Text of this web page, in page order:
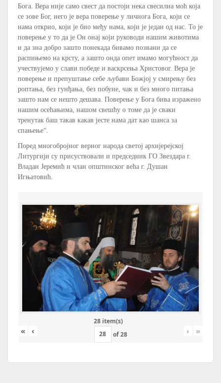
Бога. Вера није само свест да постоји нека свесилна моћ која
се зове Бог, него је вера поверење у личнога Бога, који се
нама открио, који је био међу нама, који је један од нас. То је
поверење у то да је Он онај који руководи нашим животима
и да зна добро зашто понекада бивамо позвани да се
распињемо на крсту, а зашто онда опет имамо могућност да
учествујемо у слави победе и васкрсења Христовог. Вера је
поверење и препуштање себе љубави Божјој у смирењу без
роптања, без гунђања, без побуне, чак и без много питања
зашто нам се нешто дешава. Поверење у Бога бива изражено
нашим осећањима, нашом свешћу о томе да је сваки
тренутак баш такав какав јесте нама дат као шанса за
спањење“.
Поред многобројног верног народа светој архијерејској
Литургији су присуствовали и председник ГО Звездара г.
Владан Јеремић и члан општинског већа г. Душан
Игњатовић.
28 item(s)
« ‹ of28 › »